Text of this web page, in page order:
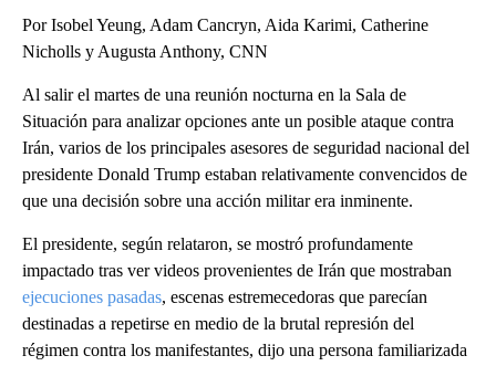
Por Isobel Yeung, Adam Cancryn, Aida Karimi, Catherine
Nicholls y Augusta Anthony, CNN
Al salir el martes de una reunión nocturna en la Sala de
Situación para analizar opciones ante un posible ataque contra
Irán, varios de los principales asesores de seguridad nacional del
presidente Donald Trump estaban relativamente convencidos de
que una decisión sobre una acción militar era inminente.
El presidente, según relataron, se mostró profundamente
impactado tras ver videos provenientes de Irán que mostraban
ejecuciones pasadas, escenas estremecedoras que parecían
destinadas a repetirse en medio de la brutal represión del
régimen contra los manifestantes, dijo una persona familiarizada